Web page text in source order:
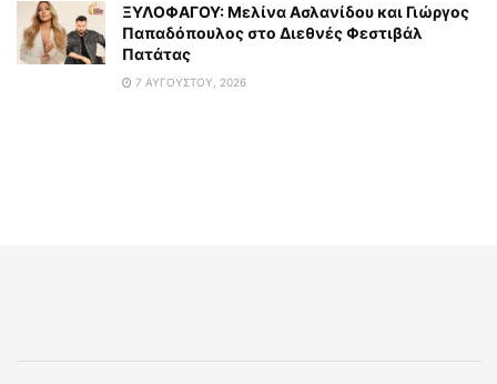
ΞΥΛΟΦΑΓΟΥ: Μελίνα Ασλανίδου και Γιώργος
Παπαδόπουλος στο Διεθνές Φεστιβάλ
Πατάτας
7 ΑΥΓΟΎΣΤΟΥ, 2026